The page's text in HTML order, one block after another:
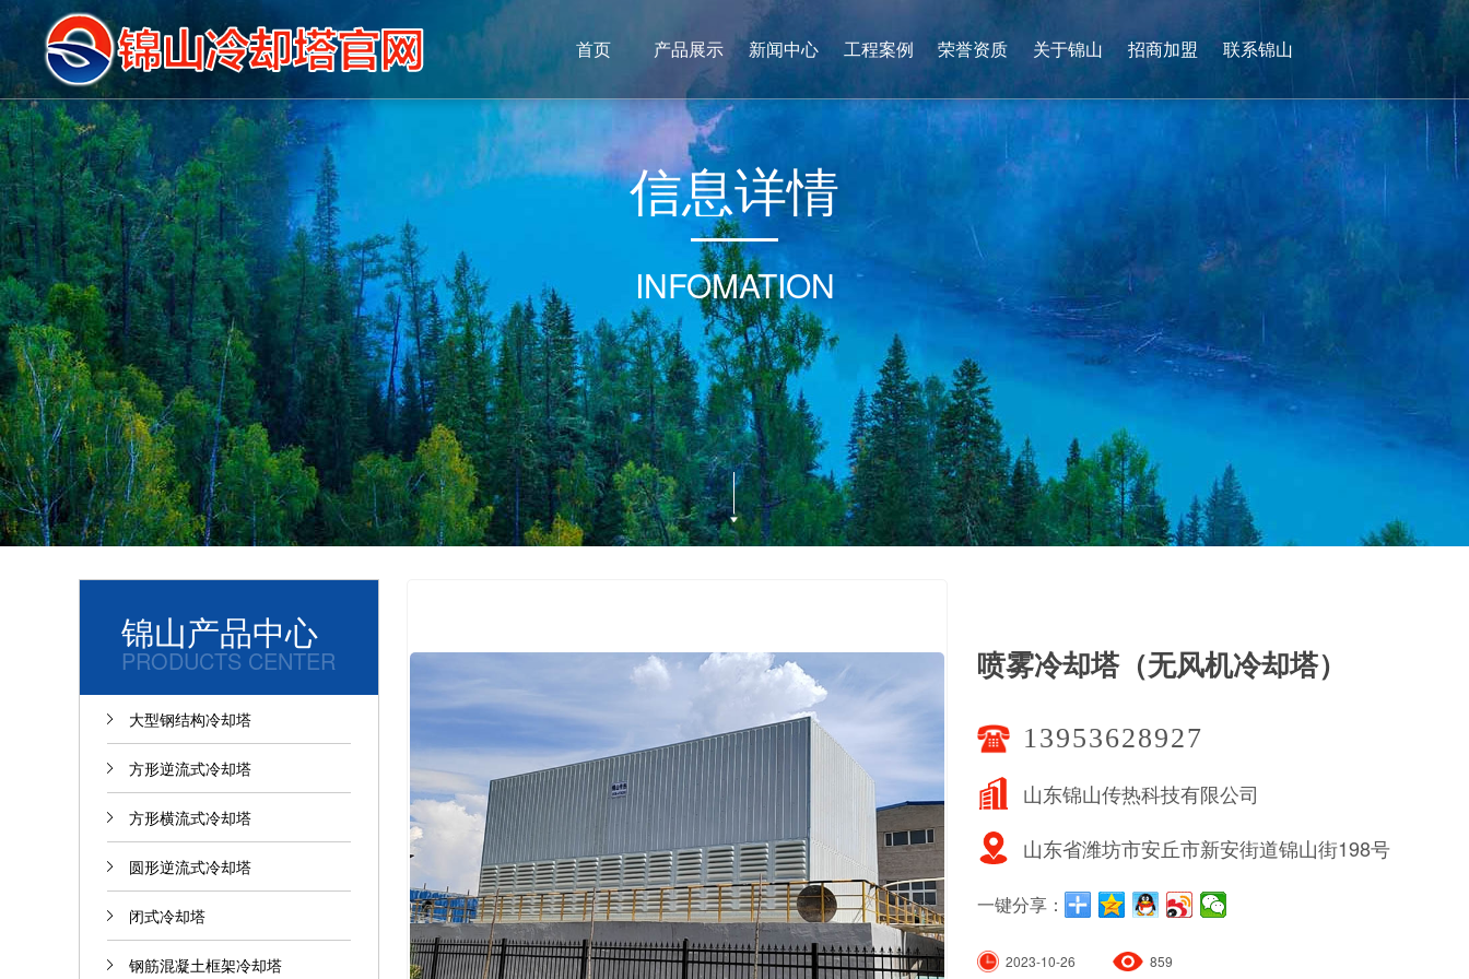
首页 产品展示 新闻中心 工程案例 荣誉资质 关于锦山 招商加盟 联系锦山
0536-4736265
13953628927
信息详情
INFOMATION
锦山产品中心
PRODUCTS CENTER
大型钢结构冷却塔
方形逆流式冷却塔
方形横流式冷却塔
圆形逆流式冷却塔
闭式冷却塔
钢筋混凝土框架冷却塔
喷雾冷却塔（无风机冷却塔）
13953628927
山东锦山传热科技有限公司
山东省潍坊市安丘市新安街道锦山街198号
一键分享：
2023-10-26 859